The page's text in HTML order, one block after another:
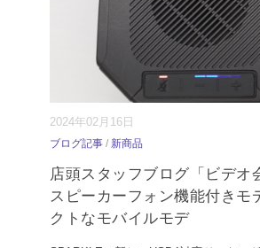
2024年02月16日
ブログ記事 / 新商品
店頭スタッフブログ「ビデオ
スピーカーフォン機能付きモ
クトなモバイルモデ